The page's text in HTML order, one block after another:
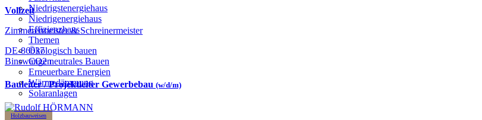
Niedrigstenergiehaus
Niedrigenergiehaus
Effizienzhaus
Themen
Ökologisch bauen
CO2 neutrales Bauen
Erneuerbare Energien
Wärmedämmung
Solaranlagen
Holzbauweisen
Vollzeit
Zimmerermeister & Schreinermeister
DE-86637
Binswangen
Bauleiter / Projektleiter Gewerbebau (w/d/m)